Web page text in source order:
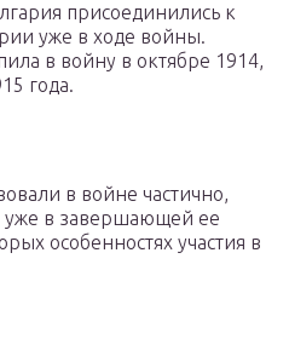
присоединились к
уже в ходе войны.
в войну в октябре 1914,
года.
в войне частично,
уже в завершающей ее
особенностях участия в